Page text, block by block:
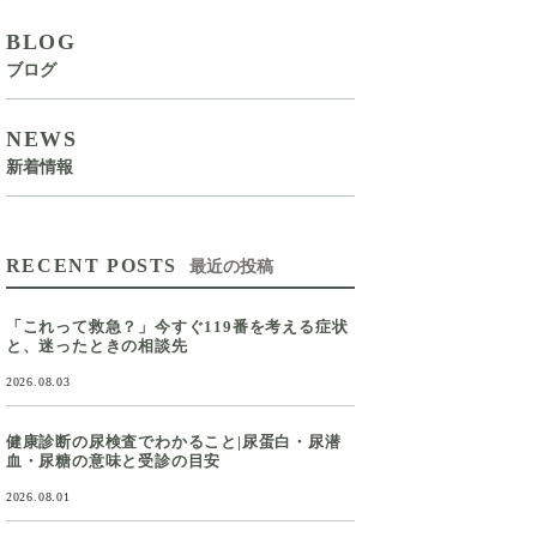
BLOG
ブログ
NEWS
新着情報
RECENT POSTS 最近の投稿
「これって救急？」今すぐ119番を考える症状
と、迷ったときの相談先
2026.08.03
健康診断の尿検査でわかること|尿蛋白・尿潜
血・尿糖の意味と受診の目安
2026.08.01